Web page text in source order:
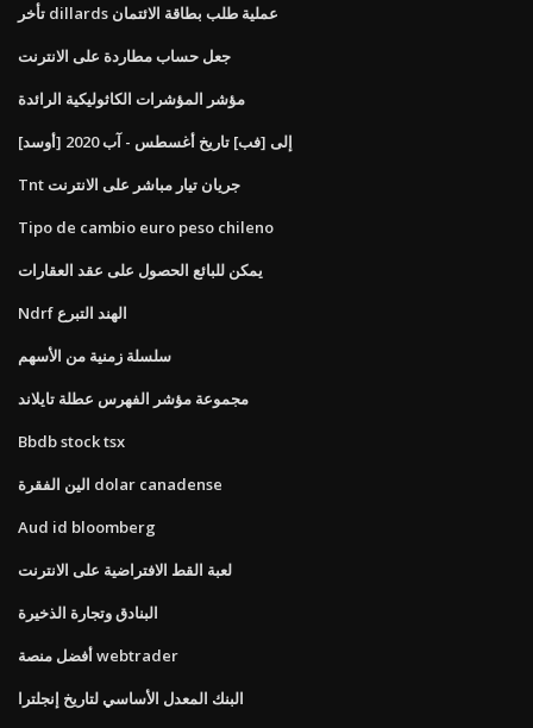
تأخر dillards عملية طلب بطاقة الائتمان
جعل حساب مطاردة على الانترنت
مؤشر المؤشرات الكاثوليكية الرائدة
[أوسد] إلى [فب] تاريخ أغسطس - آب 2020
Tnt جريان تيار مباشر على الانترنت
Tipo de cambio euro peso chileno
يمكن للبائع الحصول على عقد العقارات
Ndrf الهند التبرع
سلسلة زمنية من الأسهم
مجموعة مؤشر الفهرس عطلة تايلاند
Bbdb stock tsx
الين الفقرة dolar canadense
Aud id bloomberg
لعبة القط الافتراضية على الانترنت
البنادق وتجارة الذخيرة
أفضل منصة webtrader
البنك المعدل الأساسي لتاريخ إنجلترا